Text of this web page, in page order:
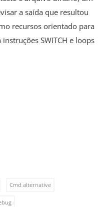
a saída que resultou
recursos orientado para
SWITCH e loops
Cmd alternative